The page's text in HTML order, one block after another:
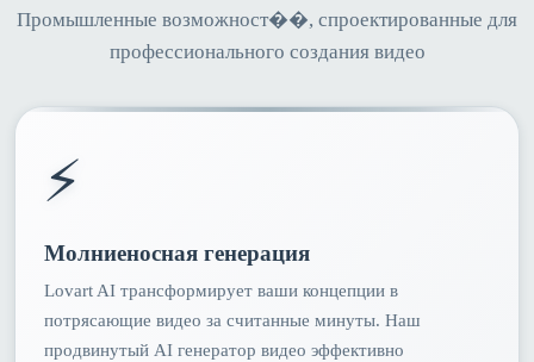
Промышленные возможност��, спроектированные для
профессионального создания видео
⚡
Молниеносная генерация
Lovart AI трансформирует ваши концепции в
потрясающие видео за считанные минуты. Наш
продвинутый AI генератор видео эффективно